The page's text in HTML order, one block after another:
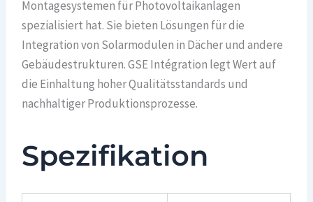
Montagesystemen für Photovoltaikanlagen
spezialisiert hat. Sie bieten Lösungen für die
Integration von Solarmodulen in Dächer und andere
Gebäudestrukturen. GSE Intégration legt Wert auf
die Einhaltung hoher Qualitätsstandards und
nachhaltiger Produktionsprozesse.
Spezifikation